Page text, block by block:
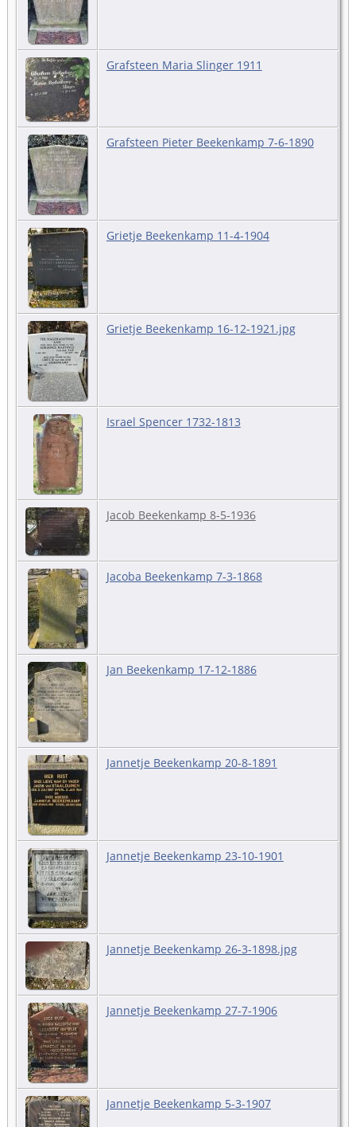
Grafsteen Maria Slinger 1911
Grafsteen Pieter Beekenkamp 7-6-1890
Grietje Beekenkamp 11-4-1904
Grietje Beekenkamp 16-12-1921.jpg
Israel Spencer 1732-1813
Jacob Beekenkamp 8-5-1936
Jacoba Beekenkamp 7-3-1868
Jan Beekenkamp 17-12-1886
Jannetje Beekenkamp 20-8-1891
Jannetje Beekenkamp 23-10-1901
Jannetje Beekenkamp 26-3-1898.jpg
Jannetje Beekenkamp 27-7-1906
Jannetje Beekenkamp 5-3-1907